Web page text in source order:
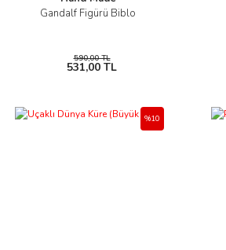
Gandalf Figürü Biblo
590,00 TL
531,00 TL
%10